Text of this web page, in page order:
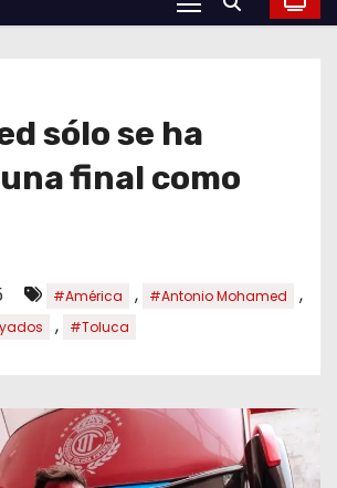
sólo se ha
final como
#América , #Antonio Mohamed ,
, #Toluca